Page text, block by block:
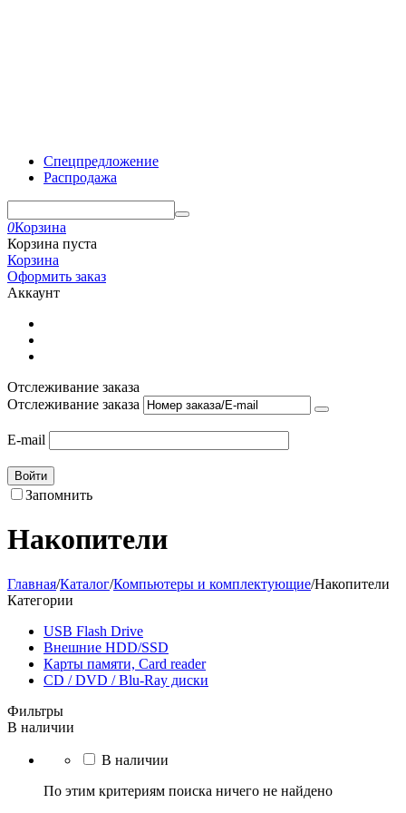
Спецпредложение
Распродажа
0Корзина
Корзина пуста
Корзина
Оформить заказ
Аккаунт
Отслеживание заказа
Отслеживание заказа
E-mail
Войти
Запомнить
Накопители
Главная/Каталог/Компьютеры и комплектующие/Накопители
Категории
USB Flash Drive
Внешние HDD/SSD
Карты памяти, Card reader
CD / DVD / Blu-Ray диски
Фильтры
В наличии
В наличии
По этим критериям поиска ничего не найдено